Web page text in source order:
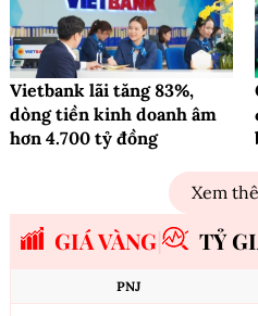
Vietbank lãi tăng 83%,
dòng tiền kinh doanh âm
hơn 4.700 tỷ đồng
Xem
GIÁ VÀNG TỶ
PNJ